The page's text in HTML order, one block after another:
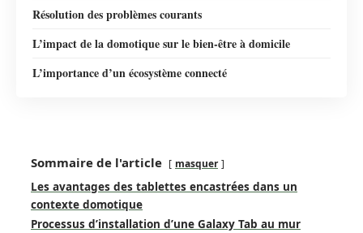
Résolution des problèmes courants
L’impact de la domotique sur le bien-être à domicile
L’importance d’un écosystème connecté
Sommaire de l'article masquer
Les avantages des tablettes encastrées dans un
contexte domotique
Processus d’installation d’une Galaxy Tab au mur